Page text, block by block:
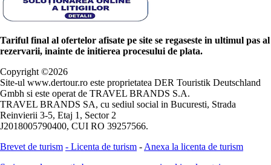
Tariful final al ofertelor afisate pe site se regaseste in ultimul pas al
rezervarii, inainte de initierea procesului de plata.
Copyright ©2026
Site-ul www.dertour.ro este proprietatea DER Touristik Deutschland
Gmbh si este operat de TRAVEL BRANDS S.A.
TRAVEL BRANDS SA, cu sediul social in Bucuresti, Strada
Reinvierii 3-5, Etaj 1, Sector 2
J2018005790400, CUI RO 39257566.
Brevet de turism - Licenta de turism - Anexa la licenta de turism